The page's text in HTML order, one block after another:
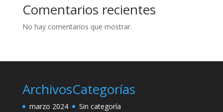
Comentarios recientes
No hay comentarios que mostrar.
Archivos
marzo 2024
Categorías
Sin categoría